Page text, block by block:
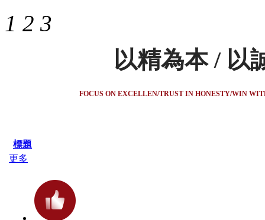
1 2 3
以精為本 / 以
FOCUS ON EXCELLEN/TRUST IN HONESTY/WIN
標題
更多